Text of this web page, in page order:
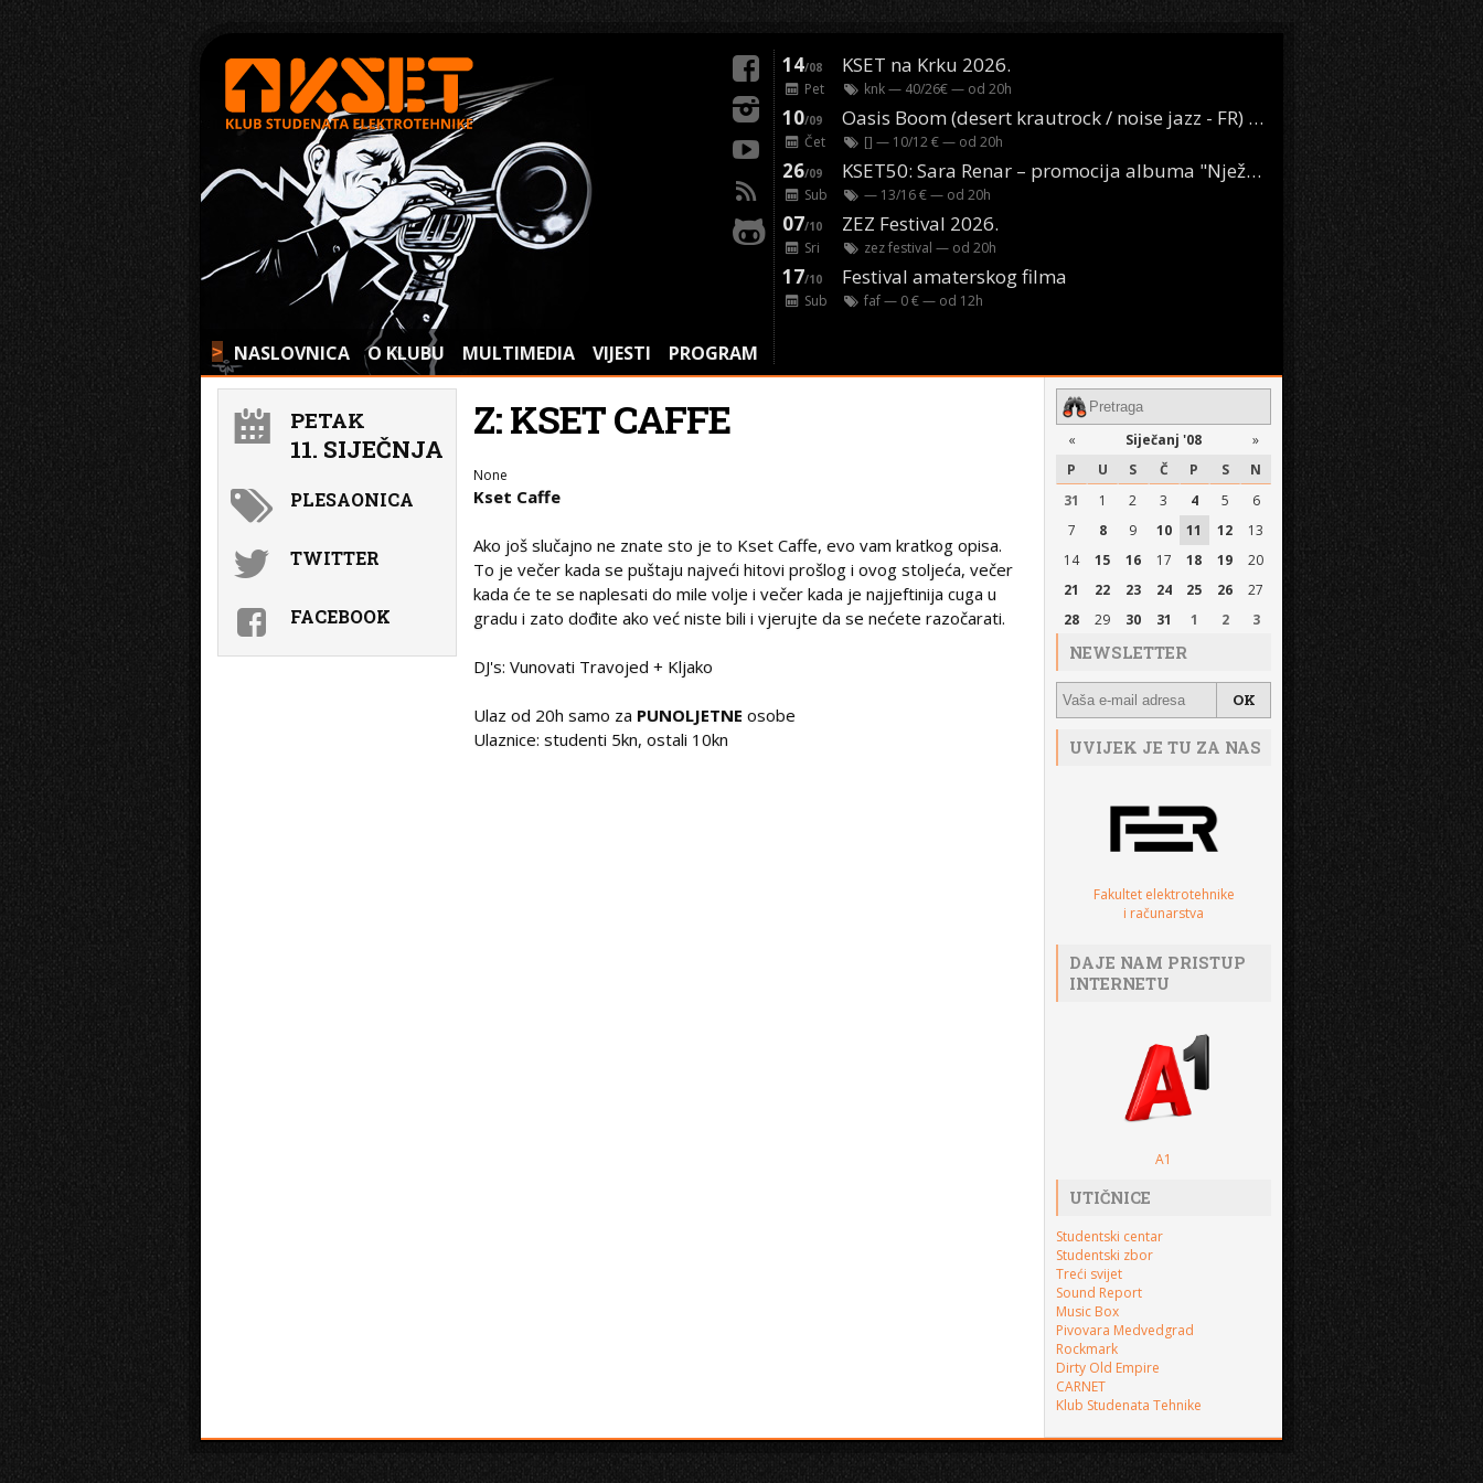
> NASLOVNICA O KLUBU MULTIMEDIA VIJESTI PROGRAM
14/08 KSET na Krku 2026.
Pet knk— 40/26€ — od 20h
10/09 Oasis Boom (desert krautrock / noise jazz - FR) @ KONTEJNER
Čet [] — 10/12 € — od 20h
26/09 KSET50: Sara Renar – promocija albuma "Nježne riječi" @ Močvara
Sub — 13/16 € — od 20h
07/10 ZEZ Festival 2026.
Sri zez festival — od 20h
17/10 Festival amaterskog filma
Sub faf— 0 € — od 12h
Z: KSET CAFFE
None
Kset Caffe
Ako još slučajno ne znate sto je to Kset Caffe, evo vam kratkog opisa.
To je večer kada se puštaju najveći hitovi prošlog i ovog stoljeća, večer
kada će te se naplesati do mile volje i večer kada je najjeftinija cuga u
gradu i zato dođite ako već niste bili i vjerujte da se nećete razočarati.
DJ's: Vunovati Travojed + Kljako
Ulaz od 20h samo za PUNOLJETNE osobe
Ulaznice: studenti 5kn, ostali 10kn
PETAK
11. SIJEČNJA
PLESAONICA
TWITTER
FACEBOOK
« Siječanj '08
»
P
U S Č P S
N
31
1 2 3 4 5
6
7
8 9 10 11 12
13
14
15 16 17 18 19
20
21
22 23 24 25 26
27
28
29 30 31 1 2 3
NEWSLETTER
UVIJEK JE TU ZA NAS
Fakultet elektrotehnike
i računarstva
DAJE NAM PRISTUP
INTERNETU
A1
UTIČNICE
Studentski centar
Studentski zbor
Treći svijet
Sound Report
Music Box
Pivovara Medvedgrad
Rockmark
Dirty Old Empire
CARNET
Klub Studenata Tehnike